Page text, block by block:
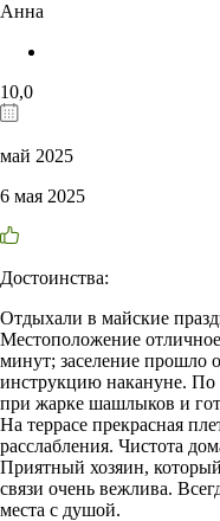
Анна
10,0
май 2025
6 мая 2025
Достоинства:
Отдыхали в майские
Местоположение
минут; заселение прошло
инструкцию накануне. По
при жарке шашлыков и
На террасе прекрасная
расслабления. Чистота
Приятный хозяин, который
связи очень вежлива.
места с душой.